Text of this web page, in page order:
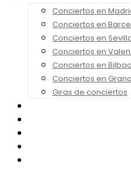
Conciertos en
Conciertos en
Conciertos en
Conciertos en
Conciertos en
Conciertos en
Giras de conciertos